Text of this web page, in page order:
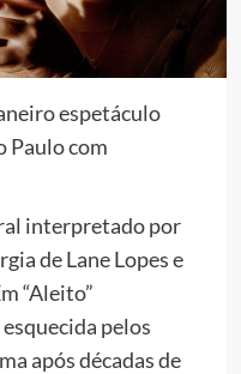
espetáculo
Paulo com
interpretado por
de Lane Lopes e
“Aleito”
pelos
após décadas de